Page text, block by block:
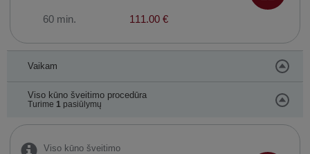
60 min. 111.00 €
Vaikam
Viso kūno šveitimo procedūra
Turime 1pasiūlymų
Viso kūno šveitimo